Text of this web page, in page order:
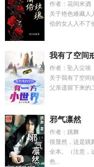
作者：花间米酒
关于艳色难藏人
侩的女人入不了
我有了空间
作者：坠入尘埃
关于我有了空间
父亲遗留下来的
邪气凛然
作者：跳舞
很显然，这是跳
全本。（注意，
色...